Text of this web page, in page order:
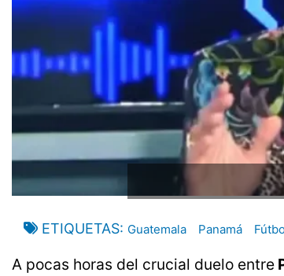
ETIQUETAS Guatemala Panamá
A pocas horas del crucial duelo entre